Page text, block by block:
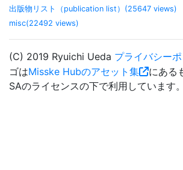
出版物リスト（publication list）(25647 views)
misc(22492 views)
(C) 2019 Ryuichi Ueda プライバシー
ゴはMisske Hubのアセット集
にある
SAのライセンスの下で利用しています。